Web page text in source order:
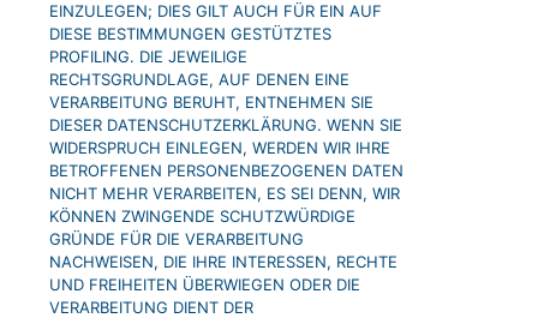
EINZULEGEN; DIES GILT AUCH FÜR EIN AUF
DIESE BESTIMMUNGEN GESTÜTZTES
PROFILING. DIE JEWEILIGE
RECHTSGRUNDLAGE, AUF DENEN EINE
VERARBEITUNG BERUHT, ENTNEHMEN SIE
DIESER DATENSCHUTZERKLÄRUNG. WENN SIE
WIDERSPRUCH EINLEGEN, WERDEN WIR IHRE
BETROFFENEN PERSONENBEZOGENEN DATEN
NICHT MEHR VERARBEITEN, ES SEI DENN, WIR
KÖNNEN ZWINGENDE SCHUTZWÜRDIGE
GRÜNDE FÜR DIE VERARBEITUNG
NACHWEISEN, DIE IHRE INTERESSEN, RECHTE
UND FREIHEITEN ÜBERWIEGEN ODER DIE
VERARBEITUNG DIENT DER